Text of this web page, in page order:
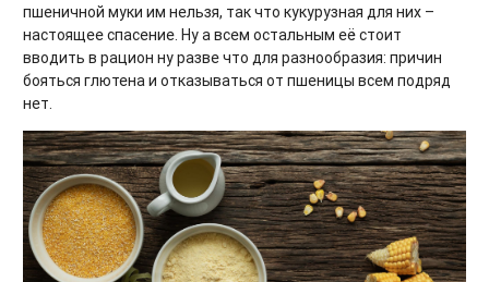
пшеничной муки им нельзя, так что кукурузная для них –
настоящее спасение. Ну а всем остальным её стоит
вводить в рацион ну разве что для разнообразия: причин
бояться глютена и отказываться от пшеницы всем подряд
нет.